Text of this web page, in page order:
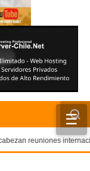
☰
reuniones